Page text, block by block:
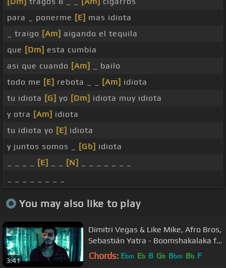
para _ ponerme [E] mas idiota
_ traigo [Am] aigando el tequila
que [Dm] esta cumbia
asi que cuando [Am]
_ bailo
todo me [E] rebota _ _ [Am] idiota
tu idiota [G] yo [Dm] idiota muy idiota
y otra [Am] idiota
tu idiota yo [E] idiota
y juntos somos _
[Gb] idiota
[E] [N]
You may also like to play
3:41
Dimitri Vegas & Like Mike, Afro Bros,
Sebastián Yatra - Boomshakalaka ft.
Camilo, Emilia
Chords: Ebm Eb B Gb Bbm Bb F